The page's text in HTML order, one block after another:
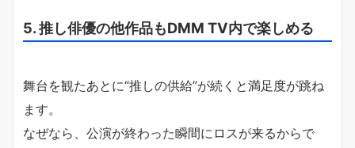
5. 推し俳優の他作品もDMM TV内で楽しめる
舞台を観たあとに“推しの供給”が続くと満足度が跳ね
ます。
なぜなら、公演が終わった瞬間にロスが来るからで